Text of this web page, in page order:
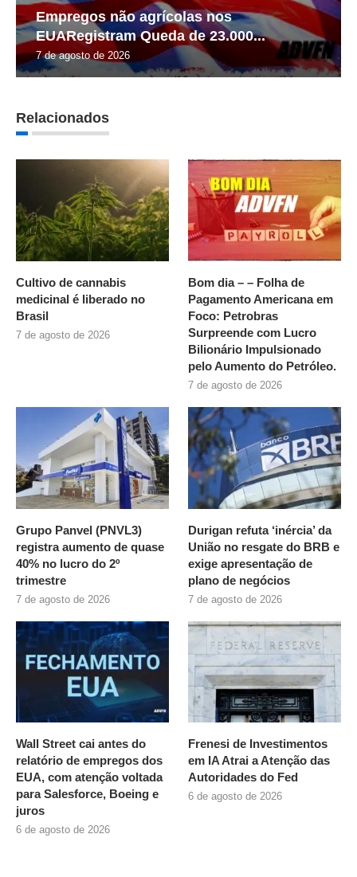
Empregos não agrícolas nos
EUARegistram Queda de 23.000...
7 de agosto de 2026
Relacionados
Cultivo de cannabis
medicinal é liberado no
Brasil
7 de agosto de 2026
Bom dia – – Folha de
Pagamento Americana em
Foco: Petrobras
Surpreende com Lucro
Bilionário Impulsionado
pelo Aumento do Petróleo.
7 de agosto de 2026
Grupo Panvel (PNVL3)
registra aumento de quase
40% no lucro do 2º
trimestre
7 de agosto de 2026
Durigan refuta ‘inércia’ da
União no resgate do BRB e
exige apresentação de
plano de negócios
7 de agosto de 2026
Wall Street cai antes do
relatório de empregos dos
EUA, com atenção voltada
para Salesforce, Boeing e
juros
6 de agosto de 2026
Frenesi de Investimentos
em IA Atrai a Atenção das
Autoridades do Fed
6 de agosto de 2026